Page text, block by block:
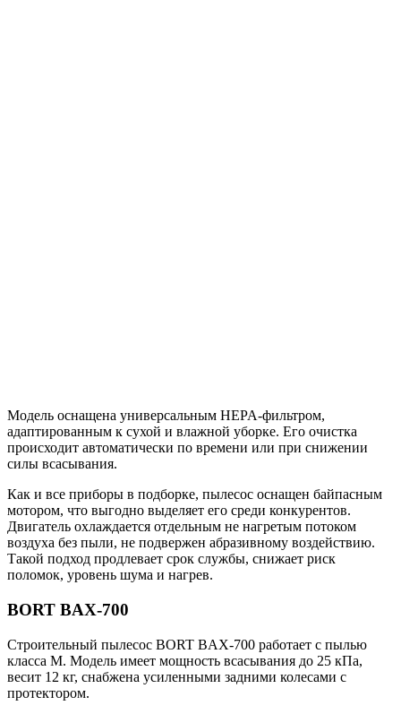
Модель оснащена универсальным HEPA-фильтром,
адаптированным к сухой и влажной уборке. Его очистка
происходит автоматически по времени или при снижении
силы всасывания.
Как и все приборы в подборке, пылесос оснащен байпасным
мотором, что выгодно выделяет его среди конкурентов.
Двигатель охлаждается отдельным не нагретым потоком
воздуха без пыли, не подвержен абразивному воздействию.
Такой подход продлевает срок службы, снижает риск
поломок, уровень шума и нагрев.
BORT BAX-700
Строительный пылесос BORT BAX-700 работает с пылью
класса М. Модель имеет мощность всасывания до 25 кПа,
весит 12 кг, снабжена усиленными задними колесами с
протектором.